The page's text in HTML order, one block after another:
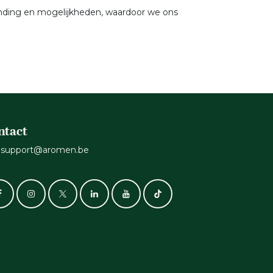
en mogelijkheden, waardoor we ons
support@aromen.be